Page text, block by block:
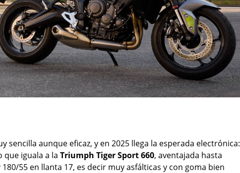
sencilla aunque eficaz, y en 2025 llega la esperada electrónica:
iguala a la Triumph Tiger Sport 660, aventajada hasta
55 en llanta 17, es decir muy asfálticas y con goma bien